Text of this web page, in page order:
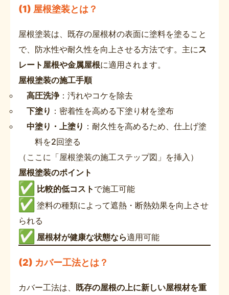
(1) 屋根塗装とは？
屋根塗装は、既存の屋根材の表面に塗料を塗ること
で、防水性や耐久性を向上させる方法です。主にス
レート屋根や金属屋根に適用されます。
屋根塗装の施工手順
高圧洗浄：汚れやコケを除去
下塗り ：密着性を高める下塗り材を塗布
中塗り・上塗り ：耐久性を高めるため、仕上げ塗
料を2回塗る
（ここに「屋根塗装の施工ステップ図」を挿入）
屋根塗装のポイント
比較的低コスト で施工可能
塗料の種類によって遮熱・断熱効果を向上させ
られる
屋根材が健康な状態なら適用可能
(2) カバー工法とは？
カバー工法は、 既存の屋根の上に新しい屋根材を重